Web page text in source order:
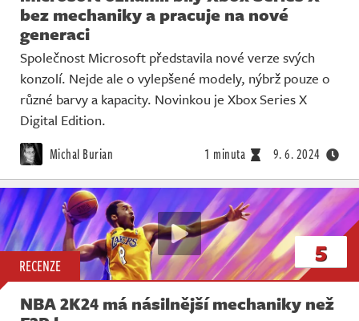
bez mechaniky a pracuje na nové
generaci
Společnost Microsoft představila nové verze svých
konzolí. Nejde ale o vylepšené modely, nýbrž pouze o
různé barvy a kapacity. Novinkou je Xbox Series X
Digital Edition.
Michal Burian 1 minuta 9. 6. 2024
RECENZE 5
NBA 2K24 má násilnější mechaniky než